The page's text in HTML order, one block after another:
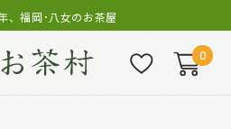
、福岡･八女のお茶屋
0